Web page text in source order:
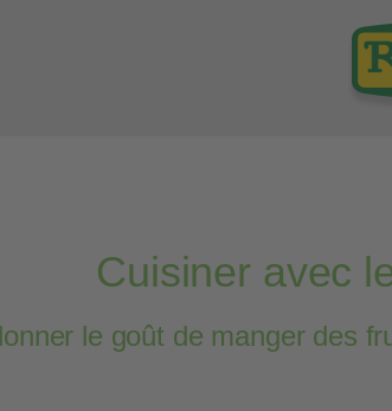
Cuisiner avec
le goût de manger des